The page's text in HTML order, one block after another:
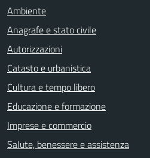
Ambiente
Anagrafe e stato civile
Autorizzazioni
Catasto e urbanistica
Cultura e tempo libero
Educazione e formazione
Imprese e commercio
Salute, benessere e assistenza